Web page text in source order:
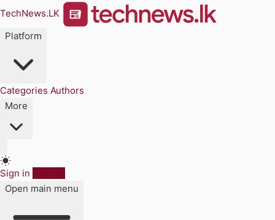
TechNews.LK
Platform
Categories Authors
More
Sign in
Open main menu